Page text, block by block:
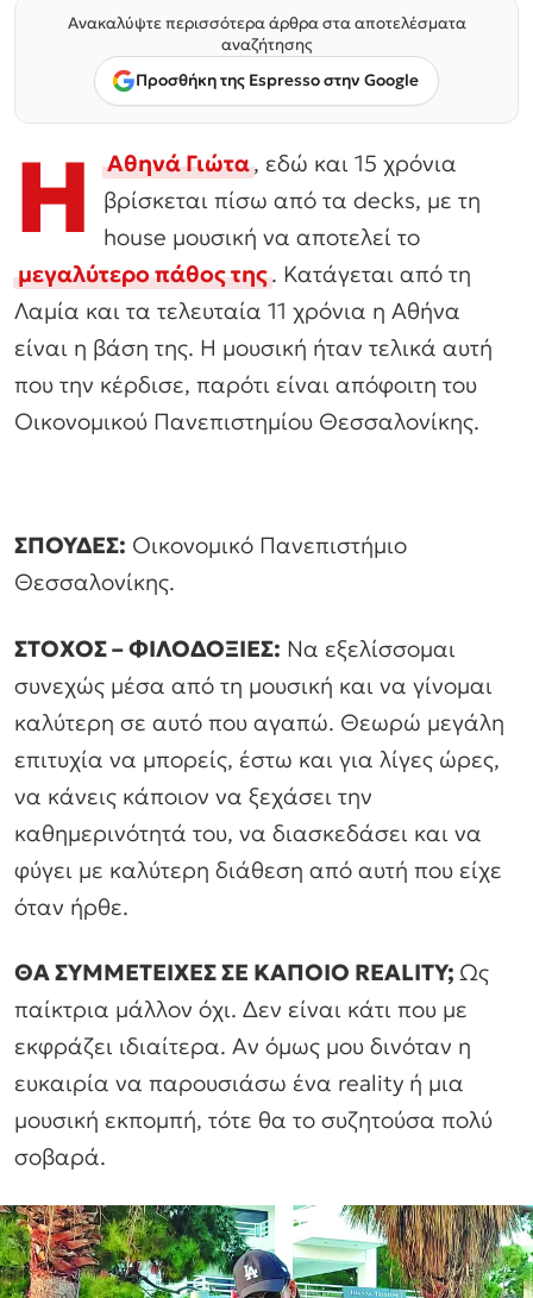
Ανακαλύψτε περισσότερα άρθρα στα αποτελέσματα
αναζήτησης
Προσθήκη της Espresso στην Google
Η Αθηνά Γιώτα, εδώ και 15 χρόνια
βρίσκεται πίσω από τα decks, με τη
house μουσική να αποτελεί το
μεγαλύτερο πάθος της. Κατάγεται από τη
Λαμία και τα τελευταία 11 χρόνια η Αθήνα
είναι η βάση της. Η μουσική ήταν τελικά αυτή
που την κέρδισε, παρότι είναι απόφοιτη του
Οικονομικού Πανεπιστημίου Θεσσαλονίκης.
ΣΠΟΥΔΕΣ: Οικονομικό Πανεπιστήμιο
Θεσσαλονίκης.
ΣΤΟΧΟΣ – ΦΙΛΟΔΟΞΙΕΣ: Να εξελίσσομαι
συνεχώς μέσα από τη μουσική και να γίνομαι
καλύτερη σε αυτό που αγαπώ. Θεωρώ μεγάλη
επιτυχία να μπορείς, έστω και για λίγες ώρες,
να κάνεις κάποιον να ξεχάσει την
καθημερινότητά του, να διασκεδάσει και να
φύγει με καλύτερη διάθεση από αυτή που είχε
όταν ήρθε.
ΘΑ ΣΥΜΜΕΤΕΙΧΕΣ ΣΕ ΚΑΠΟΙΟ REALITY; Ως
παίκτρια μάλλον όχι. Δεν είναι κάτι που με
εκφράζει ιδιαίτερα. Αν όμως μου δινόταν η
ευκαιρία να παρουσιάσω ένα reality ή μια
μουσική εκπομπή, τότε θα το συζητούσα πολύ
σοβαρά.